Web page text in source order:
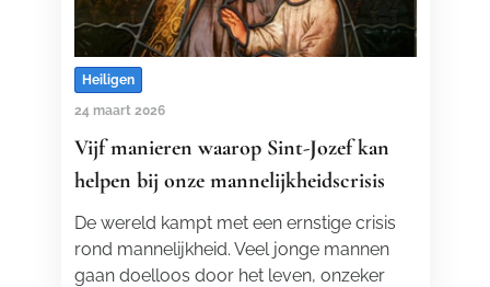
Heiligen
24 maart 2026
Vijf manieren waarop Sint-Jozef kan
helpen bij onze mannelijkheidscrisis
De wereld kampt met een ernstige crisis
rond mannelijkheid. Veel jonge mannen
gaan doelloos door het leven, onzeker